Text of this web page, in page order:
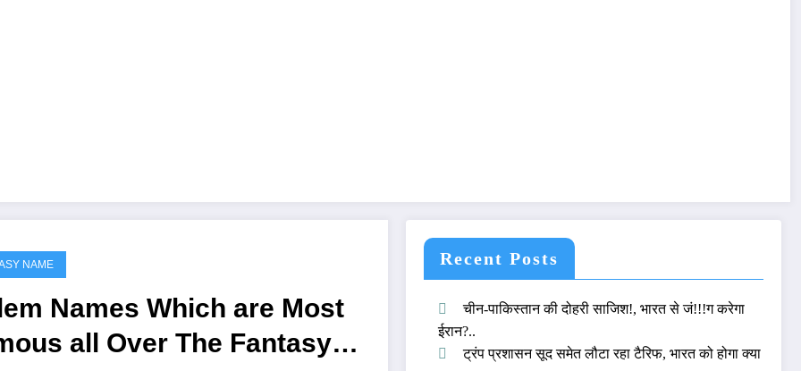
NAME
Names Which are Most
all Over The Fantasy
Recent Posts
चीन-पाकिस्तान की दोहरी साजिश!, भारत से जं!!!ग करेगा
ईरान?..
ट्रंप प्रशासन सूद समेत लौटा रहा टैरिफ, भारत को होगा क्या